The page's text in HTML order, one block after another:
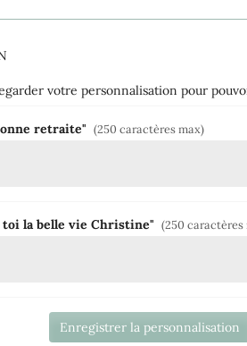
votre personnalisation pour
retraite" (250 caractères max)
toi la belle vie Christine" (250 caractères
Enregistrer la personnalisation